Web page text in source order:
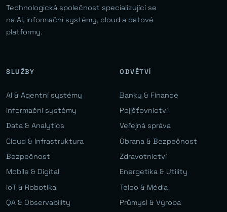
Technologická společnost specializující se
na AI, informační systémy, cloud a datové
platformy.
SLUŽBY
AI & Agentní systémy
Informační systémy
Data & Analytics
Cloud & Infrastruktura
Bezpečnost
Mobile & Digital
IoT & Robotika
QA & Observability
ODVĚTVÍ
Banky & Finance
Pojišťovnictví
Veřejná správa
Obrana & Bezpečnost
Zdravotnictví
Energetika & Utility
Telco & Média
Průmysl & Výroba